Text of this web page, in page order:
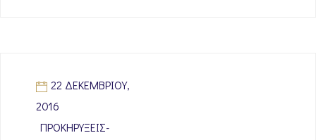
22 ΔΕΚΕΜΒΡΊΟΥ,
2016
ΠΡΟΚΗΡΎΞΕΙΣ-